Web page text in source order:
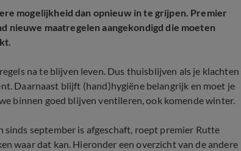
mogelijkheid dan opnieuw in te grijpen. Premier
nieuwe maatregelen aangekondigd die moeten
na te blijven leven. Dus thuisblijven als je klachten
Daarnaast blijft (hand)hygiëne belangrijk en moet je
binnen goed blijven ventileren, ook komende winter.
september is afgeschaft, roept premier Rutte
waar dat kan. Hieronder een overzicht van de andere